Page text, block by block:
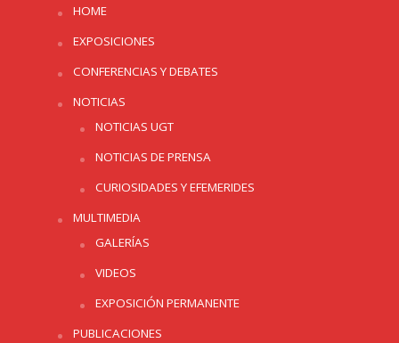
HOME
EXPOSICIONES
CONFERENCIAS Y DEBATES
NOTICIAS
NOTICIAS UGT
NOTICIAS DE PRENSA
CURIOSIDADES Y EFEMERIDES
MULTIMEDIA
GALERÍAS
VIDEOS
EXPOSICIÓN PERMANENTE
PUBLICACIONES